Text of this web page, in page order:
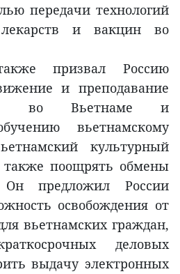
передачи технологий
и вакцин во
призвал Россию
и преподавание
во Вьетнаме и
вьетнамскому
культурный
также поощрять обмены
предложил России
освобождения от
вьетнамских граждан,
деловых
выдачу электронных